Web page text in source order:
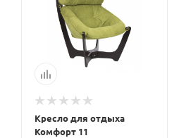
Кресло для отдыха
Комфорт 11